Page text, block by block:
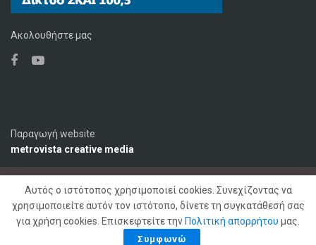
Ακολουθήστε μας
Παραγωγή website
metrovista creative media
Ο Σταθμός Διαφήμιση
Επικοινωνία
Πολιτική Απορρήτου
© 2020 ΣΚΑΪ ΚΡΗΤΗΣ 92,1 FM, Με επιφύλαξη παντός δικαιώματος
Αυτός ο ιστότοπος χρησιμοποιεί cookies. Συνεχίζοντας να
χρησιμοποιείτε αυτόν τον ιστότοπο, δίνετε τη συγκατάθεσή σας
για χρήση cookies. Επισκεφτείτε την Πολιτική απορρήτου μας.
Συμφωνώ